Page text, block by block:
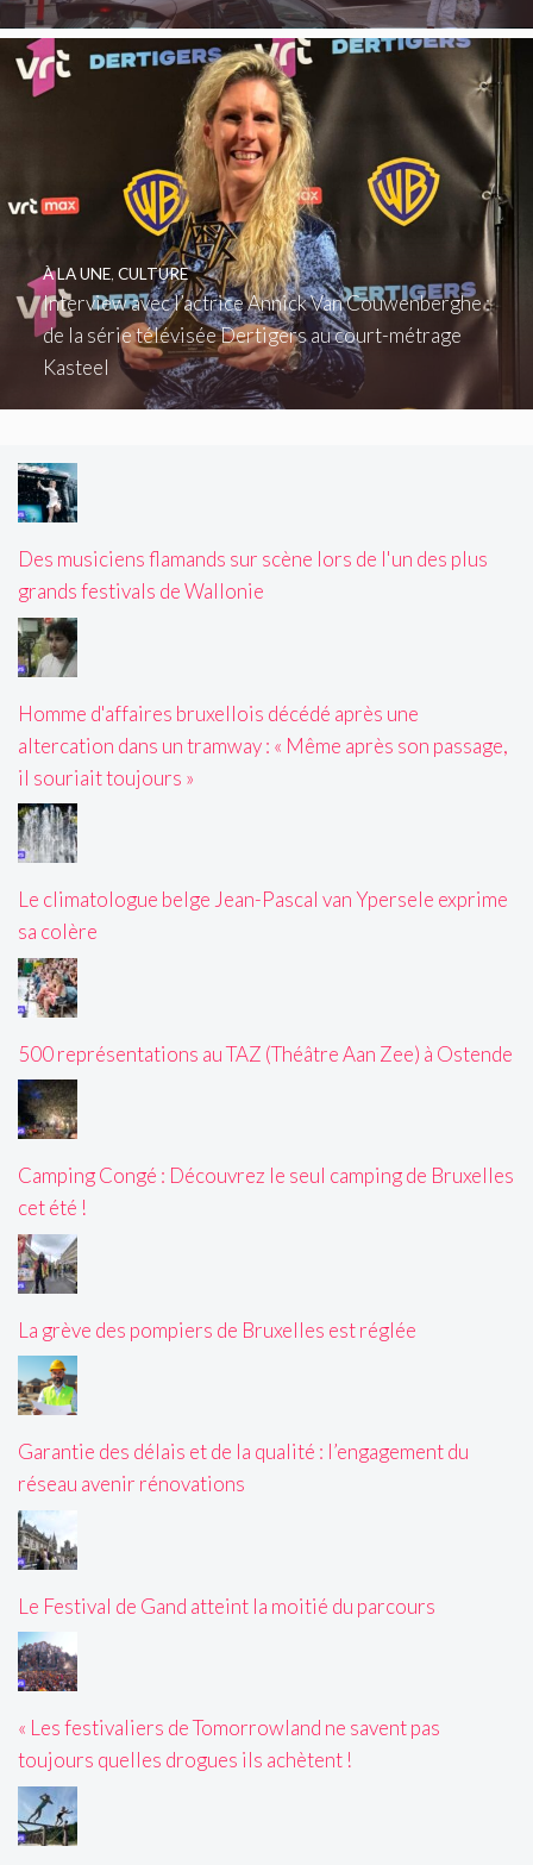
Interview avec l’actrice Annick Van Couwenberghe :
de la série télévisée Dertigers au court-métrage
Kasteel
À LA UNE, CULTURE
Des musiciens flamands sur scène lors de l'un des plus
grands festivals de Wallonie
Homme d'affaires bruxellois décédé après une
altercation dans un tramway : « Même après son passage,
il souriait toujours »
Le climatologue belge Jean-Pascal van Ypersele exprime
sa colère
500 représentations au TAZ (Théâtre Aan Zee) à Ostende
Camping Congé : Découvrez le seul camping de Bruxelles
cet été !
La grève des pompiers de Bruxelles est réglée
Garantie des délais et de la qualité : l’engagement du
réseau avenir rénovations
Le Festival de Gand atteint la moitié du parcours
« Les festivaliers de Tomorrowland ne savent pas
toujours quelles drogues ils achètent !